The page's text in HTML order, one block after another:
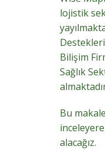
lojistik
Bilişim
Sağlık
Bu
alacağız.